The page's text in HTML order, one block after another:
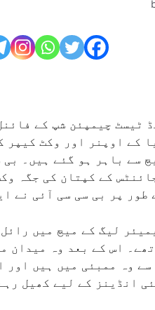
ٹیسٹ چیمپئن شپ کے
کے اوپنر اور وکٹ کیپر
سے باہر ہو گئے ہیں۔
کے کپتان کی جگہ
طور پر بی سی سی آئی نے
لیگ کے میچ میں
اس کے بعد وہ میدان
وہ ممبئی میں ہیں اور
انڈینز کے لیے کھیل رہے